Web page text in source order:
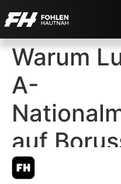
Warum
A-
auf
Keeper